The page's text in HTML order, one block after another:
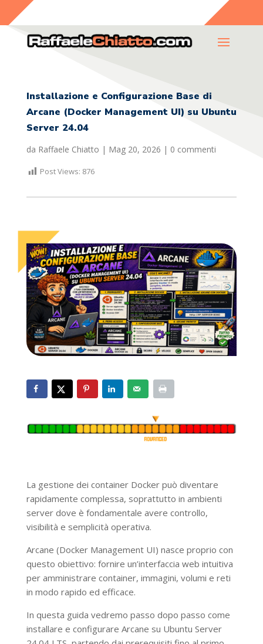
Installazione e Configurazione Base di
Arcane (Docker Management UI) su Ubuntu
Server 24.04
da Raffaele Chiatto | Mag 20, 2026 | 0 commenti
Post Views: 876
La gestione dei container Docker può diventare
rapidamente complessa, soprattutto in ambienti
server dove è fondamentale avere controllo,
visibilità e semplicità operativa.
Arcane (Docker Management UI) nasce proprio con
questo obiettivo: fornire un’interfaccia web intuitiva
per amministrare container, immagini, volumi e reti
in modo rapido ed efficace.
In questa guida vedremo passo dopo passo come
installare e configurare Arcane su Ubuntu Server